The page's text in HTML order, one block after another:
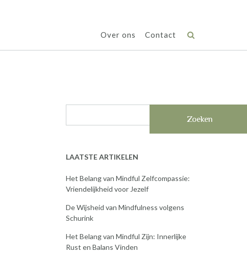
Over ons Contact
Zoeken
LAATSTE ARTIKELEN
Het Belang van Mindful Zelfcompassie:
Vriendelijkheid voor Jezelf
De Wijsheid van Mindfulness volgens
Schurink
Het Belang van Mindful Zijn: Innerlijke
Rust en Balans Vinden